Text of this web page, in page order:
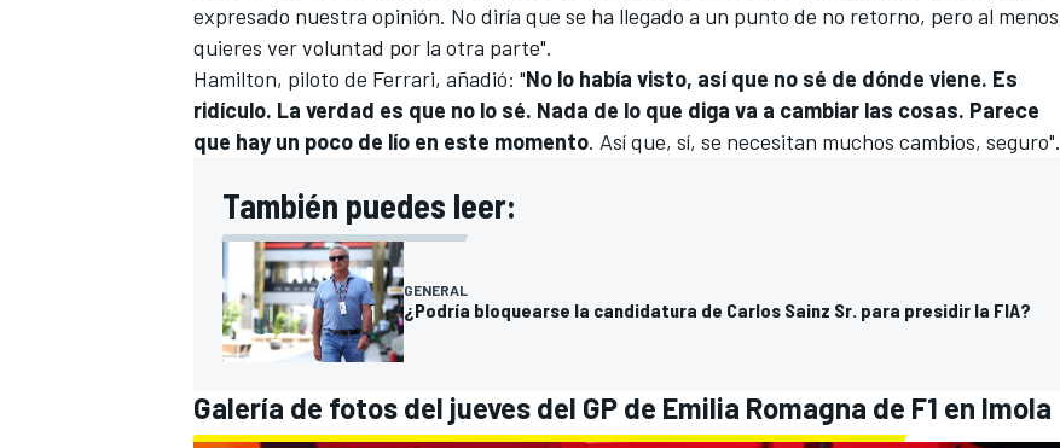
expresado nuestra opinión. No diría que se ha llegado a un punto de no retorno, pero al menos
quieres ver voluntad por la otra parte".
Hamilton, piloto de Ferrari, añadió: "No lo había visto, así que no sé de dónde viene. Es
ridículo. La verdad es que no lo sé. Nada de lo que diga va a cambiar las cosas. Parece
que hay un poco de lío en este momento. Así que, sí, se necesitan muchos cambios, seguro".
También puedes leer:
GENERAL
¿Podría bloquearse la candidatura de Carlos Sainz Sr. para presidir la FIA?
Galería de fotos del jueves del GP de Emilia Romagna de F1 en Imola